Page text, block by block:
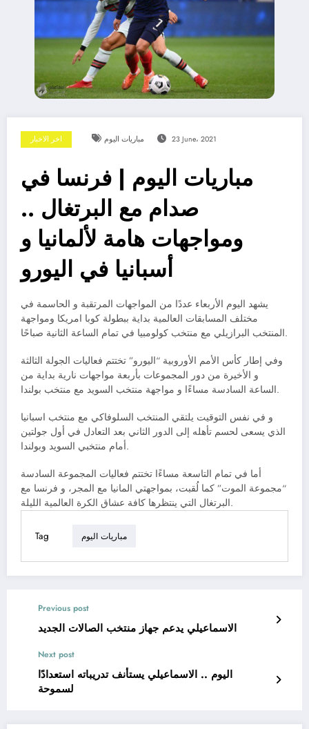
اخر الاخبار مباريات اليوم 23 June، 2021
مباريات اليوم | فرنسا في
صدام مع البرتغال ..
ومواجهات هامة لألمانيا و
أسبانيا في اليورو
يشهد اليوم الأربعاء عددًا من المواجهات المرتقبة و الحاسمة في
مختلف المسابقات العالمية بداية ببطولة كوبا امريكا ومواجهة
المنتخب البرازيلي مع منتخب كولومبيا في تمام الساعة الثانية صباحًا.
وفي إطار كأس الأمم الأوروبية “اليورو” تختتم فعاليات الجولة الثالثة
و الأخيرة من دور المجموعات بأربعة مواجهات نارية بداية من
الساعة السادسة مساءًا و مواجهة منتخب السويد مع منتخب بولندا.
و في نفس التوقيت يلتقي المنتخب السلوفاكي مع منتخب اسبانيا
الذي يسعى لحسم تأهله إلى الدور الثاني بعد التعادل في أول جولتين
أمام منتخبي السويد وبولندا.
أما في تمام التاسعة مساءًا تختتم فعاليات المجموعة السادسة
“مجموعة الموت” كما لُقبت، بمواجهتي المانيا مع المجر، و فرنسا مع
البرتغال التي ينتظرها كافة عشاق الكرة العالمية الليلة.
Tag مباريات اليوم
Previous post
الاسماعيلي يدعم جهاز منتخب الصالات الجديد
Next post
اليوم .. الاسماعيلي يستأنف تدريباته استعدادًا
لسموحة